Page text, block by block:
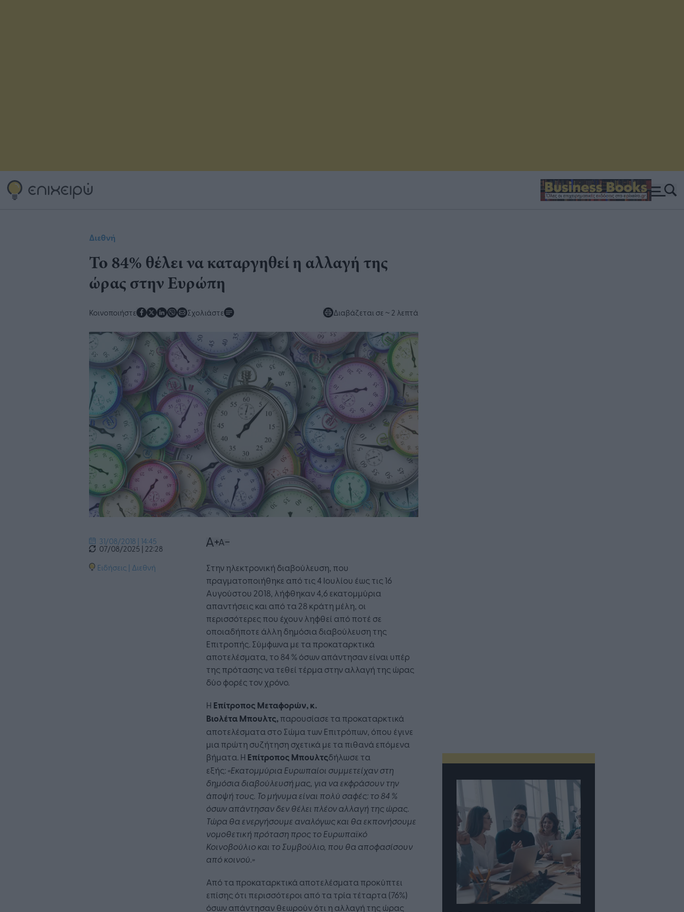
Διεθνή
Το 84% θέλει να καταργηθεί η αλλαγή της
ώρας στην Ευρώπη
Κοινοποιήστε Σχολιάστε Διαβάζεται σε ~ 2 λεπτά
31/08/2018 | 14:45
07/08/2025 | 22:28
Ειδήσεις | Διεθνή
Στην ηλεκτρονική διαβούλευση, που
πραγματοποιήθηκε από τις 4 Ιουλίου έως τις 16
Αυγούστου 2018, λήφθηκαν 4,6 εκατομμύρια
απαντήσεις και από τα 28 κράτη μέλη, οι
περισσότερες που έχουν ληφθεί από ποτέ σε
οποιαδήποτε άλλη δημόσια διαβούλευση της
Επιτροπής. Σύμφωνα με τα προκαταρκτικά
αποτελέσματα, το 84 % όσων απάντησαν είναι υπέρ
της πρότασης να τεθεί τέρμα στην αλλαγή της ώρας
δύο φορές τον χρόνο.
Η Επίτροπος Μεταφορών, κ.
ΒιολέταΜπουλτς,παρουσίασε τα προκαταρκτικά
αποτελέσματα στο Σώμα των Επιτρόπων, όπου έγινε
μια πρώτη συζήτηση σχετικά με τα πιθανά επόμενα
βήματα. Η Επίτροπος Μπουλτςδήλωσε τα
εξής: «Εκατομμύρια Ευρωπαίοι συμμετείχαν στη
δημόσια διαβούλευσή μας, για να εκφράσουν την
άποψή τους. Το μήνυμα είναι πολύ σαφές: το 84 %
όσων απάντησαν δεν θέλει πλέον αλλαγή της ώρας.
Τώρα θα ενεργήσουμε αναλόγως και θα εκπονήσουμε
νομοθετική πρόταση προς το Ευρωπαϊκό
Κοινοβούλιο και το Συμβούλιο, που θα αποφασίσουν
από κοινού.»
Από τα προκαταρκτικά αποτελέσματα προκύπτει
επίσης ότι περισσότεροι από τα τρία τέταρτα (76%)
όσων απάντησαν θεωρούν ότι η αλλαγή της ώρας